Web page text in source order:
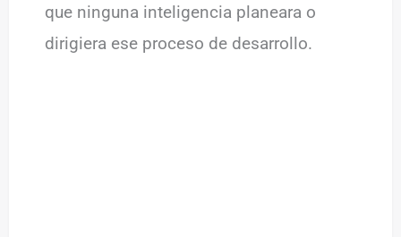
que ninguna inteligencia planeara o
dirigiera ese proceso de desarrollo.